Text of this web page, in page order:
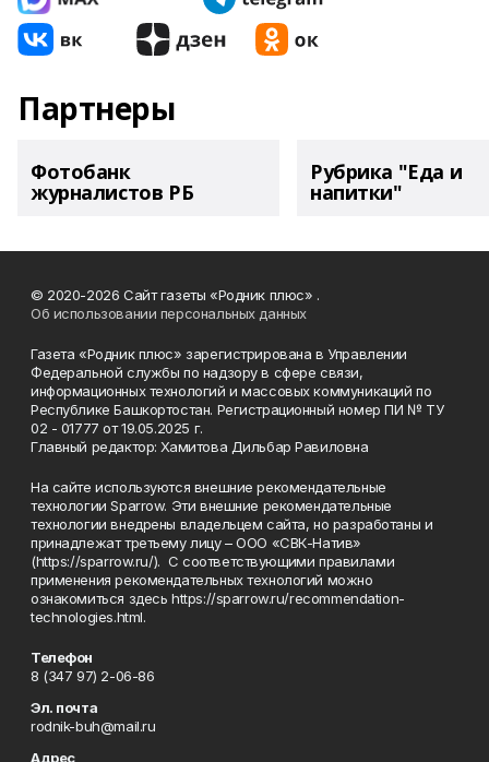
Партнеры
Фотобанк
журналистов РБ
Рубрика "Еда и
напитки"
© 2020-2026 Сайт газеты «Родник плюс» .
Об использовании персональных данных
Газета «Родник плюс» зарегистрирована в Управлении
Федеральной службы по надзору в сфере связи,
информационных технологий и массовых коммуникаций по
Республике Башкортостан. Регистрационный номер ПИ № ТУ
02 - 01777 от 19.05.2025 г.
Главный редактор: Хамитова Дильбар Равиловна
На сайте используются внешние рекомендательные
технологии Sparrow. Эти внешние рекомендательные
технологии внедрены владельцем сайта, но разработаны и
принадлежат третьему лицу – ООО «СВК-Натив»
(https://sparrow.ru/). С соответствующими правилами
применения рекомендательных технологий можно
ознакомиться здесь https://sparrow.ru/recommendation-
technologies.html.
Телефон
8 (347 97) 2-06-86
Эл. почта
rodnik-buh@mail.ru
Адрес